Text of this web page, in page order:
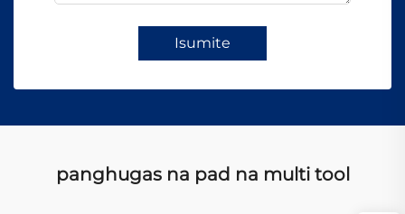
Isumite
panghugas na pad na multi tool